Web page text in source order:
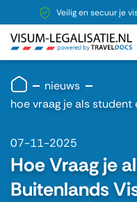
Veilig en secuur je
nieuws
hoe vraag je als
07-11-2025
Hoe Vraag je
Buitenlands